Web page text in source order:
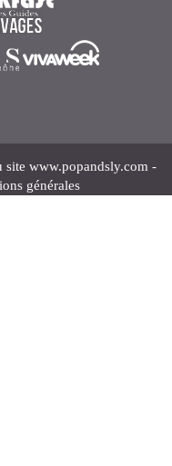
site www.popandsly.com -
générales